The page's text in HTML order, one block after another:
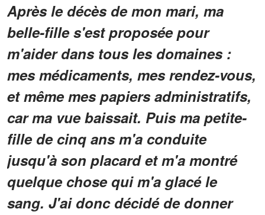
Après le décès de mon mari, ma
belle-fille s'est proposée pour
m'aider dans tous les domaines :
mes médicaments, mes rendez-vous,
et même mes papiers administratifs,
car ma vue baissait. Puis ma petite-
fille de cinq ans m'a conduite
jusqu'à son placard et m'a montré
quelque chose qui m'a glacé le
sang. J'ai donc décidé de donner